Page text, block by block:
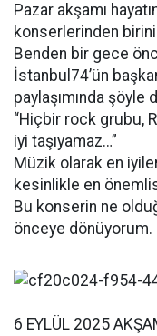
Pazar akşamı
konserlerinden
Benden bir gece
İstanbul74’ün
paylaşımında şöyle
“Hiçbir rock grubu,
iyi taşıyamaz…”
Müzik olarak en
kesinlikle en
Bu konserin ne
önceye dönüyorum.
6 EYLÜL 2025